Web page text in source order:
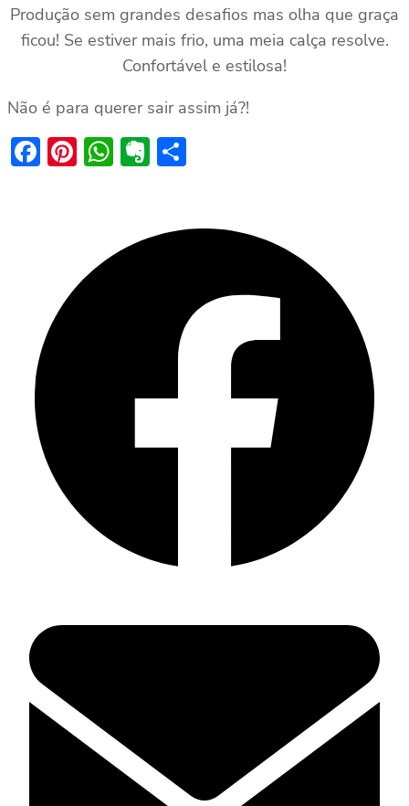
Produção sem grandes desafios mas olha que graça
ficou! Se estiver mais frio, uma meia calça resolve.
Confortável e estilosa!
Não é para querer sair assim já?!
Facebook
Pinterest
WhatsApp
Evernote